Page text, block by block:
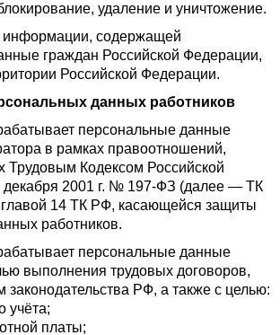
удаление и уничтожение.
содержащей
граждан Российской Федерации,
Российской Федерации.
данных работников
персональные данные
в рамках правоотношений,
Трудовым Кодексом Российской
декабря 2001 г. № 197-ФЗ (далее — ТК
14 ТК РФ, касающейся защиты
работников.
персональные данные
выполнения трудовых договоров,
законодательства РФ, а также с целью:
учёта;
платы;